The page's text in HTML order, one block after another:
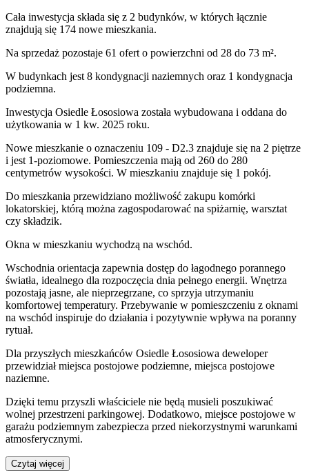
Cała inwestycja składa się z 2 budynków, w których łącznie
znajdują się 174 nowe mieszkania.
Na sprzedaż pozostaje 61 ofert o powierzchni od 28 do 73 m².
W budynkach jest 8 kondygnacji naziemnych oraz 1 kondygnacja
podziemna.
Inwestycja Osiedle Łososiowa została wybudowana i oddana do
użytkowania w 1 kw. 2025 roku.
Nowe mieszkanie o oznaczeniu 109 - D2.3 znajduje się na 2 piętrze
i jest 1-poziomowe. Pomieszczenia mają od 260 do 280
centymetrów wysokości. W mieszkaniu znajduje się 1 pokój.
Do mieszkania przewidziano możliwość zakupu komórki
lokatorskiej, którą można zagospodarować na spiżarnię, warsztat
czy składzik.
Okna w mieszkaniu wychodzą na wschód.
Wschodnia orientacja zapewnia dostęp do łagodnego porannego
światła, idealnego dla rozpoczęcia dnia pełnego energii. Wnętrza
pozostają jasne, ale nieprzegrzane, co sprzyja utrzymaniu
komfortowej temperatury. Przebywanie w pomieszczeniu z oknami
na wschód inspiruje do działania i pozytywnie wpływa na poranny
rytuał.
Dla przyszłych mieszkańców Osiedle Łososiowa deweloper
przewidziałmiejsca postojowe podziemne, miejsca postojowe
naziemne.
Dzięki temu przyszli właściciele nie będą musieli poszukiwać
wolnej przestrzeni parkingowej. Dodatkowo, miejsce postojowe w
garażu podziemnym zabezpiecza przed niekorzystnymi warunkami
atmosferycznymi.
Czytaj więcej